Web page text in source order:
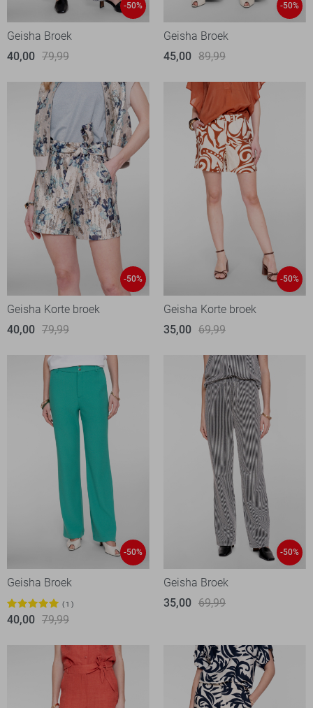
-50%
Geisha Broek
40,00 79,99
-50%
Geisha Broek
45,00 89,99
-50%
Geisha Korte broek
40,00 79,99
-50%
Geisha Korte broek
35,00 69,99
-50%
Geisha Broek
1
40,00 79,99
-50%
Geisha Broek
35,00 69,99